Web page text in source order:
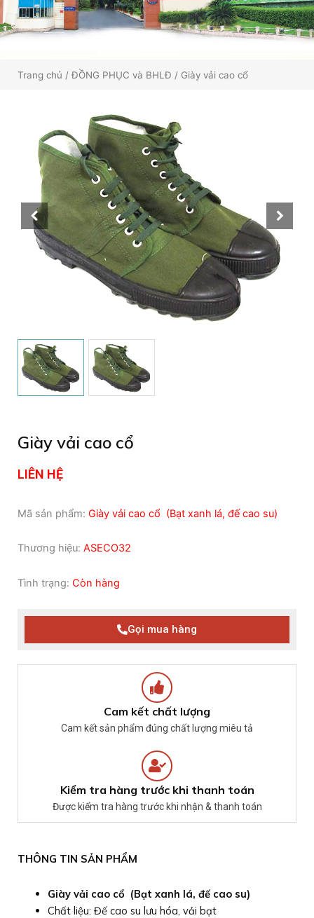
Trang chủ / ĐỒNG PHỤC và BHLĐ / Giày vải cao cổ
Giày vải cao cổ
LIÊN HỆ
Mã sản phẩm: Giày vải cao cổ (Bạt xanh lá, đế cao su)
Thương hiệu: ASECO32
Tình trạng: Còn hàng
Gọi mua hàng
Cam kết chất lượng
Cam kết sản phẩm đúng chất lượng miêu tả
Kiểm tra hàng trước khi thanh toán
Được kiểm tra hàng trước khi nhận & thanh toán
THÔNG TIN SẢN PHẨM
Giày vải cao cổ (Bạt xanh lá, đế cao su)
Chất liệu: Đế cao su lưu hóa, vải bạt